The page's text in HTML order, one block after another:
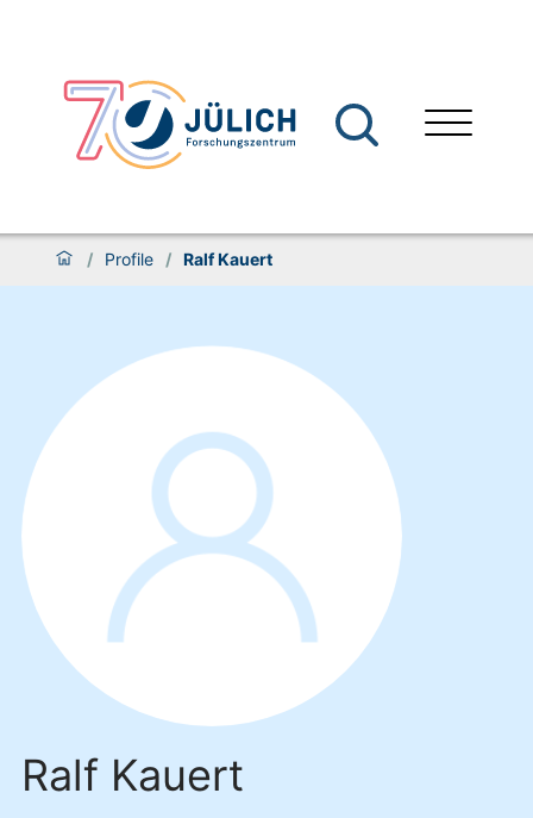
/ Profile / Ralf Kauert
Ralf Kauert